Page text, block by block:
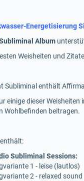
Energetisierung
Album
Weisheiten und
Subliminal enthält
einige dieser
Wohlbefinden beitragen.
Subliminal Sessions:
1 - leise (lautlos)
2 - relaxed sound